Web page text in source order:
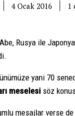
4 Ocak 2016 1
Rusya ile
yani 70
meselesisöz
mesajlar verse